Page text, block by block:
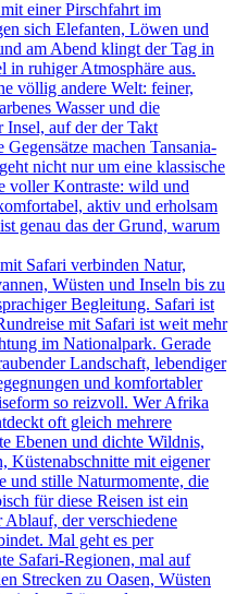
einer Pirschfahrt im
sich Elefanten, Löwen und
am Abend klingt der Tag in
in ruhiger Atmosphäre aus.
völlig andere Welt: feiner,
Wasser und die
Insel, auf der der Takt
machen Tansania-
nicht nur um eine klassische
voller Kontraste: wild und
aktiv und erholsam
genau das der Grund, warum
Safari verbinden Natur,
Wüsten und Inseln bis zu
Begleitung. Safari ist
mit Safari ist weit mehr
im Nationalpark. Gerade
Landschaft, lebendiger
und komfortabler
so reizvoll. Wer Afrika
oft gleich mehrere
Ebenen und dichte Wildnis,
Küstenabschnitte mit eigener
und stille Naturmomente, die
für diese Reisen ist ein
Ablauf, der verschiedene
Mal geht es per
Safari-Regionen, mal auf
Strecken zu Oasen, Wüsten